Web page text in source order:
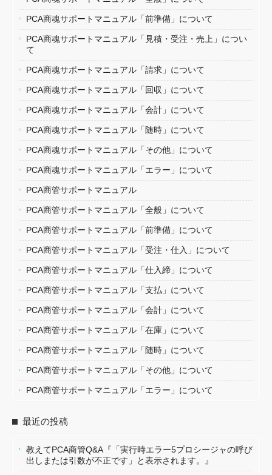
PCA商魂サポートマニュアル「前準備」について
PCA商魂サポートマニュアル「見積・受注・売上」につい
て
PCA商魂サポートマニュアル「請求」について
PCA商魂サポートマニュアル「回収」について
PCA商魂サポートマニュアル「会計」について
PCA商魂サポートマニュアル「随時」について
PCA商魂サポートマニュアル「その他」について
PCA商魂サポートマニュアル「エラー」について
PCA商管サポートマニュアル
PCA商管サポートマニュアル「全般」について
PCA商管サポートマニュアル「前準備」について
PCA商管サポートマニュアル「受注・仕入」について
PCA商管サポートマニュアル「仕入締」について
PCA商管サポートマニュアル「支払」について
PCA商管サポートマニュアル「会計」について
PCA商管サポートマニュアル「在庫」について
PCA商管サポートマニュアル「随時」について
PCA商管サポートマニュアル「その他」について
PCA商管サポートマニュアル「エラー」について
最近の投稿
教えてPCA商管Q&A『「実行時エラー5プロシージャの呼び
出しまたは引数が不正です」と表示されます。』